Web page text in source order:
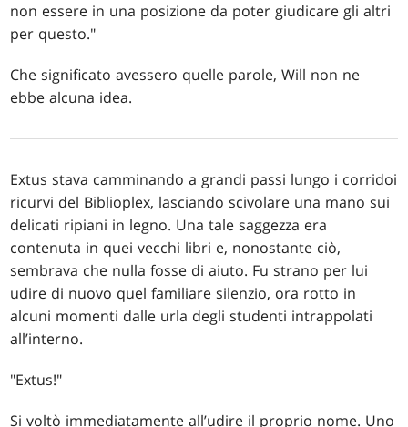
non essere in una posizione da poter giudicare gli altri
per questo."
Che significato avessero quelle parole, Will non ne
ebbe alcuna idea.
Extus stava camminando a grandi passi lungo i corridoi
ricurvi del Biblioplex, lasciando scivolare una mano sui
delicati ripiani in legno. Una tale saggezza era
contenuta in quei vecchi libri e, nonostante ciò,
sembrava che nulla fosse di aiuto. Fu strano per lui
udire di nuovo quel familiare silenzio, ora rotto in
alcuni momenti dalle urla degli studenti intrappolati
all’interno.
"Extus!"
Si voltò immediatamente all’udire il proprio nome. Uno